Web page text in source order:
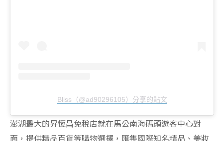
Bliss（@ad90296105）分享的貼文
澎湖最大的昇恆昌免稅店就在馬公南海碼頭遊客中心對
面，提供精品百貨等購物選擇，匯集國際知名精品、美妝